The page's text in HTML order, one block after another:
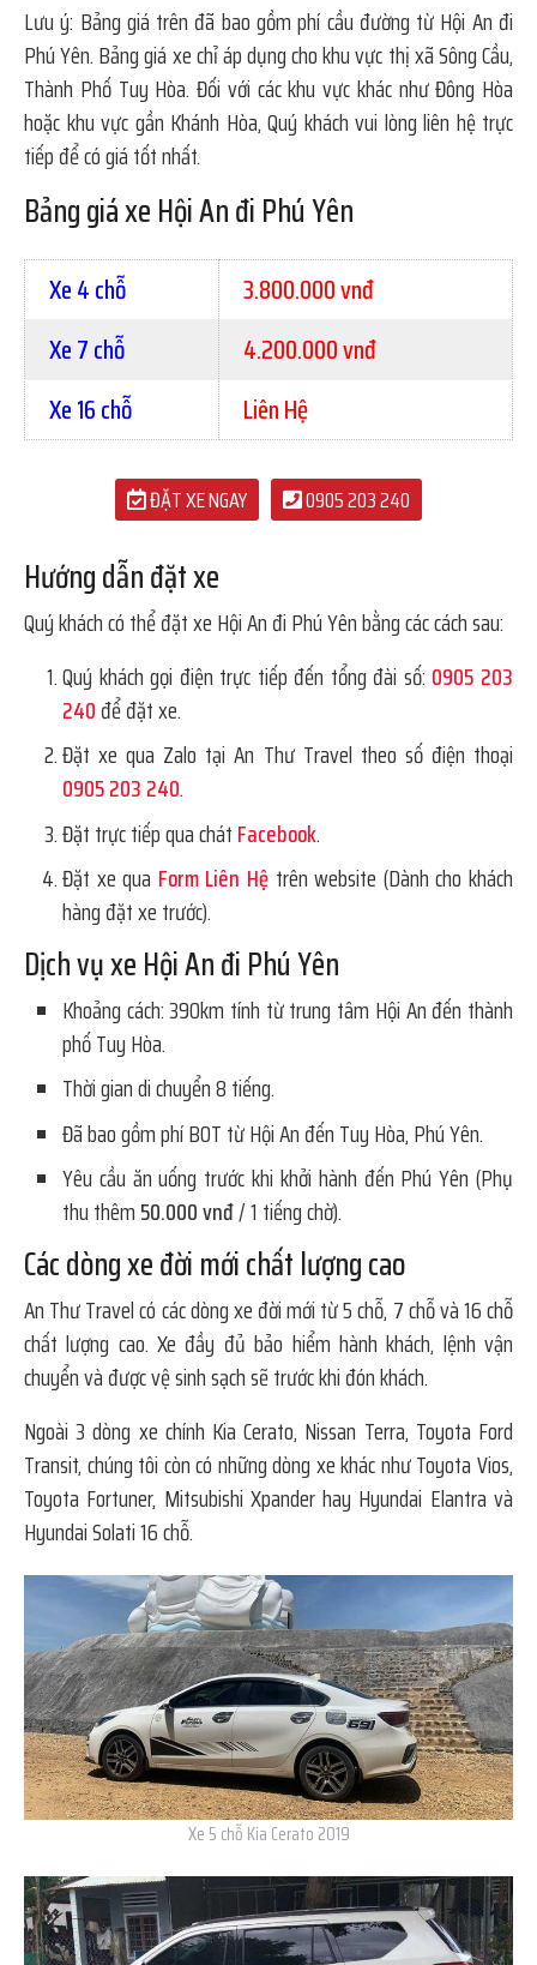
Lưu ý: Bảng giá trên đã bao gồm phí cầu đường từ Hội An đi
Phú Yên. Bảng giá xe chỉ áp dụng cho khu vực thị xã Sông Cầu,
Thành Phố Tuy Hòa. Đối với các khu vực khác như Đông Hòa
hoặc khu vực gần Khánh Hòa, Quý khách vui lòng liên hệ trực
tiếp để có giá tốt nhất.
Bảng giá xe Hội An đi Phú Yên
Xe 4 chỗ
3.800.000 vnđ
Xe 7 chỗ
4.200.000 vnđ
Xe 16 chỗ
Liên Hệ
ĐẶT XE NGAY 0905 203 240
Hướng dẫn đặt xe
Quý khách có thể đặt xe Hội An đi Phú Yên bằng các cách sau:
Quý khách gọi điện trực tiếp đến tổng đài số: 0905 203
240 để đặt xe.
Đặt xe qua Zalo tại An Thư Travel theo số điện thoại
0905 203 240.
Đặt trực tiếp qua chát Facebook.
Đặt xe qua Form Liên Hệ trên website (Dành cho khách
hàng đặt xe trước).
Dịch vụ xe Hội An đi Phú Yên
Khoảng cách: 390km tính từ trung tâm Hội An đến thành
phố Tuy Hòa.
Thời gian di chuyển 8 tiếng.
Đã bao gồm phí BOT từ Hội An đến Tuy Hòa, Phú Yên.
Yêu cầu ăn uống trước khi khởi hành đến Phú Yên (Phụ
thu thêm 50.000 vnđ/ 1 tiếng chờ).
Các dòng xe đời mới chất lượng cao
An Thư Travel có các dòng xe đời mới từ 5 chỗ, 7 chỗ và 16 chỗ
chất lượng cao. Xe đầy đủ bảo hiểm hành khách, lệnh vận
chuyển và được vệ sinh sạch sẽ trước khi đón khách.
Ngoài 3 dòng xe chính Kia Cerato, Nissan Terra, Toyota Ford
Transit, chúng tôi còn có những dòng xe khác như Toyota Vios,
Toyota Fortuner, Mitsubishi Xpander hay Hyundai Elantra và
Hyundai Solati 16 chỗ.
Xe 5 chỗ Kia Cerato 2019